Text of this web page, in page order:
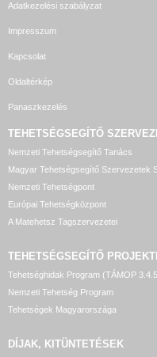
Adatkezelési szabályzat
Impresszum
Kapcsolat
Oldaltérkép
Panaszkezelés
TEHETSÉGSEGÍTŐ
Nemzeti Tehetségsegítő Tanács
Magyar Tehetségsegítő Szervezetek
Nemzeti Tehetségpont
Európai Tehetségközpont
A Matehetsz Tagszervezetei
TEHETSÉGSEGÍTŐ
Tehetséghidak Program (TÁMOP
Nemzeti Tehetség Program
Tehetségek Magyarországa
DÍJAK, KITÜNTETÉSEK